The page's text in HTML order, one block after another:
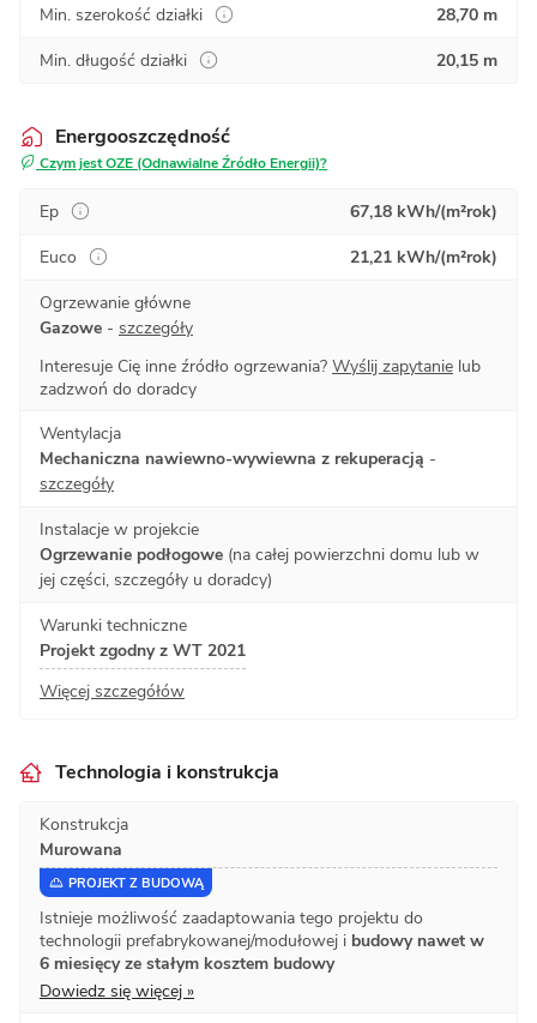
Min. szerokość działki
28,70 m
Min. długość działki
20,15 m
Energooszczędność
Czym jest OZE (Odnawialne Źródło Energii)?
Ep
67,18 kWh/(m²rok)
Euco
21,21 kWh/(m²rok)
Ogrzewanie główne
Gazowe - szczegóły
Interesuje Cię inne źródło ogrzewania? Wyślij zapytanie lub
zadzwoń do doradcy
Wentylacja
Mechaniczna nawiewno-wywiewna z rekuperacją -
szczegóły
Instalacje w projekcie
Ogrzewanie podłogowe (na całej powierzchni domu lub w
jej części, szczegóły u doradcy)
Warunki techniczne
Projekt zgodny z WT 2021
Więcej szczegółów
Technologia i konstrukcja
Konstrukcja
Murowana
PROJEKT Z BUDOWĄ
Istnieje możliwość zaadaptowania tego projektu do
technologii prefabrykowanej/modułowej i budowy nawet w
6 miesięcy ze stałym kosztem budowy
Dowiedz się więcej »